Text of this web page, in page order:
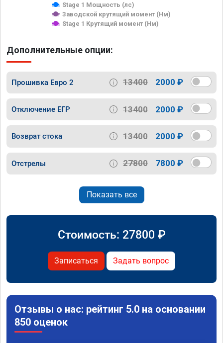
Stage 1 Мощность (лс)
Заводской крутящий момент (Нм)
Stage 1 Крутящий момент (Нм)
Дополнительные опции:
Прошивка Евро 2 13400 2000 ₽
Отключение ЕГР 13400 2000 ₽
Возврат стока 13400 2000 ₽
Отстрелы 27800 7800 ₽
Показать все
Стоимость: 27800 ₽
Записаться Задать вопрос
Отзывы о нас: рейтинг 5.0 на основании
850 оценок